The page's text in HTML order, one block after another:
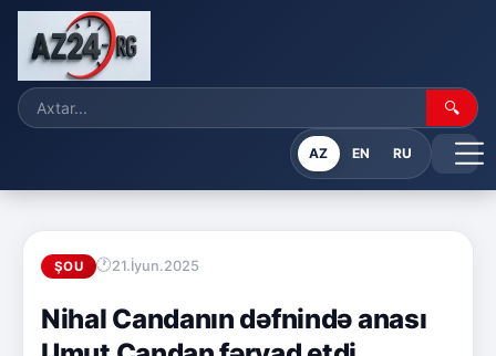
🔍
AZ EN RU
ŞOU 21.İyun.2025
Nihal Candanın dəfnində anası